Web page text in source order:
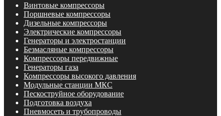
Винтовые компрессоры
Поршневые компрессоры
Дизельные компрессоры
Электрические компрессоры
Генераторы и электростанции
Безмасляные компрессоры
Компрессоры передвижные
Генераторы газа
Компрессоры высокого давления
Модульные станции МКС
Пескоструйное оборудование
Подготовка воздуха
Пневмосеть и трубопроводы